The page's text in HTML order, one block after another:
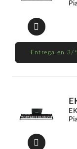
Entrega en 3/
EK